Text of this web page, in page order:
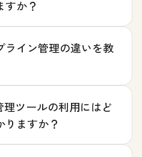
すか？
ライン管理の違いを教
ツールの利用にはど
りますか？